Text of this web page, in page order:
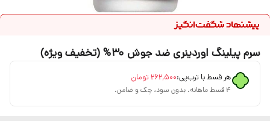
سرم پیلینگ اوردینری ضد جوش 30% (تخفیف ویژه)
هر قسط با ترب‌پی:۲۶۲٬۵۰۰ تومان
۴ قسط ماهانه. بدون سود، چک و ضامن.